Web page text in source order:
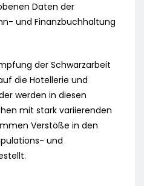
Daten der
und Finanzbuchhaltung
der Schwarzarbeit
die Hotellerie und
werden in diesen
mit stark variierenden
Verstöße in den
und